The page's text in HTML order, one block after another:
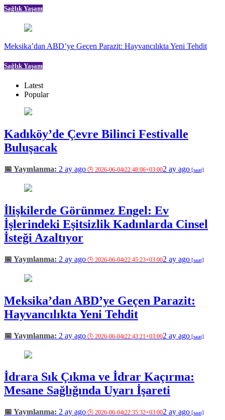
Sağlık Yaşam
Meksika’dan ABD’ye Geçen Parazit: Hayvancılıkta Yeni Tehdit
Sağlık Yaşam
Latest
Popular
Kadıköy’de Çevre Bilinci Festivalle
Buluşacak
2 ay ago 2 ay ago
İlişkilerde Görünmez Engel: Ev
İşlerindeki Eşitsizlik Kadınlarda Cinsel
İsteği Azaltıyor
2 ay ago 2 ay ago
Meksika’dan ABD’ye Geçen Parazit:
Hayvancılıkta Yeni Tehdit
2 ay ago 2 ay ago
İdrara Sık Çıkma ve İdrar Kaçırma:
Mesane Sağlığında Uyarı İşareti
2 ay ago 2 ay ago